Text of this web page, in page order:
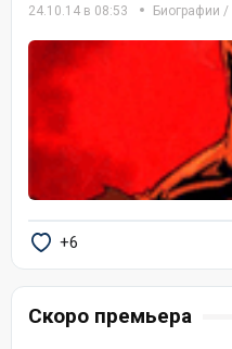
24.10.14 в 08:53 Биографии /
+6
Скоро премьера